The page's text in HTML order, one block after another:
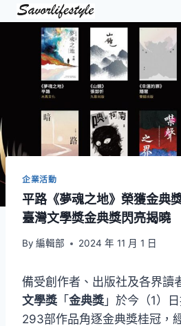
Skip
content
企業活動
平路《夢魂之地》榮獲金典
臺灣文學獎金典獎閃亮揭曉
By 編輯部 2024 年 11 月 1 日
備受創作者、出版社及各界讀
文學獎 「 金典獎 」於今（1）
293部作品角逐金典獎桂冠，